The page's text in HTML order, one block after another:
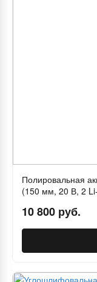
Полировальная
(150 мм, 20 В, 2
10 800 руб.